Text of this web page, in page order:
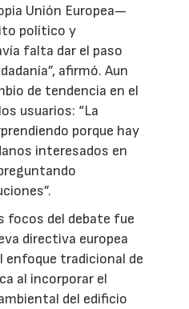
Unión Europea—
político y
falta dar el paso
afirmó. Aun
de tendencia en el
usuarios: “La
porque hay
interesados en
focos del debate fue
directiva europea
enfoque tradicional de
al incorporar el
del edificio